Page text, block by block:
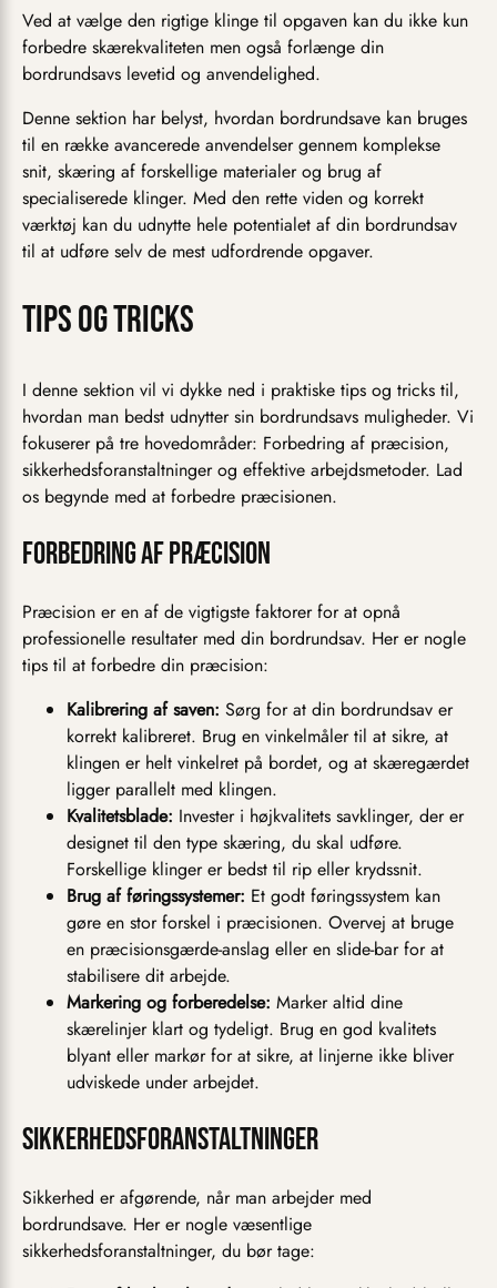
Ved at vælge den rigtige klinge til opgaven kan du ikke kun
forbedre skærekvaliteten men også forlænge din
bordrundsavs levetid og anvendelighed.
Denne sektion har belyst, hvordan bordrundsave kan bruges
til en række avancerede anvendelser gennem komplekse
snit, skæring af forskellige materialer og brug af
specialiserede klinger. Med den rette viden og korrekt
værktøj kan du udnytte hele potentialet af din bordrundsav
til at udføre selv de mest udfordrende opgaver.
Tips og tricks
I denne sektion vil vi dykke ned i praktiske tips og tricks til,
hvordan man bedst udnytter sin bordrundsavs muligheder. Vi
fokuserer på tre hovedområder: Forbedring af præcision,
sikkerhedsforanstaltninger og effektive arbejdsmetoder. Lad
os begynde med at forbedre præcisionen.
Forbedring af præcision
Præcision er en af de vigtigste faktorer for at opnå
professionelle resultater med din bordrundsav. Her er nogle
tips til at forbedre din præcision:
Kalibrering af saven: Sørg for at din bordrundsav er
korrekt kalibreret. Brug en vinkelmåler til at sikre, at
klingen er helt vinkelret på bordet, og at skæregærdet
ligger parallelt med klingen.
Kvalitetsblade: Invester i højkvalitets savklinger, der er
designet til den type skæring, du skal udføre.
Forskellige klinger er bedst til rip eller krydssnit.
Brug af føringssystemer: Et godt føringssystem kan
gøre en stor forskel i præcisionen. Overvej at bruge
en præcisionsgærde-anslag eller en slide-bar for at
stabilisere dit arbejde.
Markering og forberedelse: Marker altid dine
skærelinjer klart og tydeligt. Brug en god kvalitets
blyant eller markør for at sikre, at linjerne ikke bliver
udviskede under arbejdet.
Sikkerhedsforanstaltninger
Sikkerhed er afgørende, når man arbejder med
bordrundsave. Her er nogle væsentlige
sikkerhedsforanstaltninger, du bør tage: